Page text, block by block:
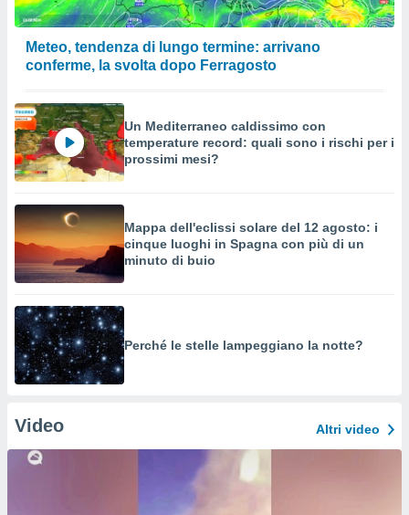
Meteo, tendenza di lungo termine: arrivano
conferme, la svolta dopo Ferragosto
Un Mediterraneo caldissimo con
temperature record: quali sono i rischi per i
prossimi mesi?
Mappa dell'eclissi solare del 12 agosto: i
cinque luoghi in Spagna con più di un
minuto di buio
Perché le stelle lampeggiano la notte?
Video Altri video